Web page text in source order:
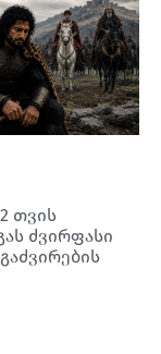
თვის
ძვირფასი